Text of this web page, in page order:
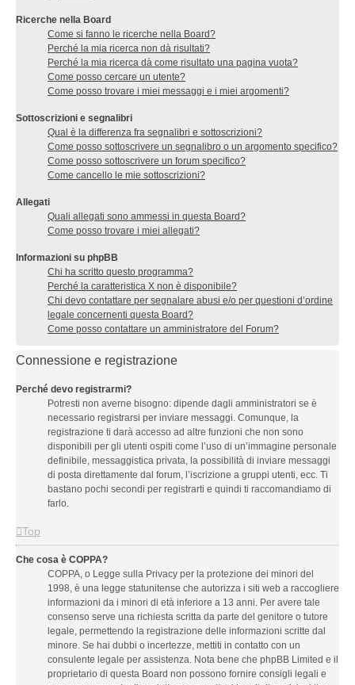
Ricerche nella Board
Come si fanno le ricerche nella Board?
Perché la mia ricerca non dà risultati?
Perché la mia ricerca dà come risultato una pagina vuota?
Come posso cercare un utente?
Come posso trovare i miei messaggi e i miei argomenti?
Sottoscrizioni e segnalibri
Qual è la differenza fra segnalibri e sottoscrizioni?
Come posso sottoscrivere un segnalibro o un argomento specifico?
Come posso sottoscrivere un forum specifico?
Come cancello le mie sottoscrizioni?
Allegati
Quali allegati sono ammessi in questa Board?
Come posso trovare i miei allegati?
Informazioni su phpBB
Chi ha scritto questo programma?
Perché la caratteristica X non è disponibile?
Chi devo contattare per segnalare abusi e/o per questioni d’ordine
legale concernenti questa Board?
Come posso contattare un amministratore del Forum?
Connessione e registrazione
Perché devo registrarmi?
Potresti non averne bisogno: dipende dagli amministratori se è
necessario registrarsi per inviare messaggi. Comunque, la
registrazione ti darà accesso ad altre funzioni che non sono
disponibili per gli utenti ospiti come l’uso di un’immagine personale
definibile, messaggistica privata, la possibilità di inviare messaggi
di posta direttamente dal forum, l’iscrizione a gruppi utenti, ecc. Ti
bastano pochi secondi per registrarti e quindi ti raccomandiamo di
farlo.
Top
Che cosa è COPPA?
COPPA, o Legge sulla Privacy per la protezione dei minori del
1998, è una legge statunitense che autorizza i siti web a raccogliere
informazioni da i minori di età inferiore a 13 anni. Per avere tale
consenso serve una richiesta scritta da parte del genitore o tutore
legale, permettendo la registrazione delle informazioni scritte dal
minore. Se hai dubbi o incertezze, mettiti in contatto con un
consulente legale per assistenza. Nota bene che phpBB Limited e il
proprietario di questa Board non possono fornire consigli legali e